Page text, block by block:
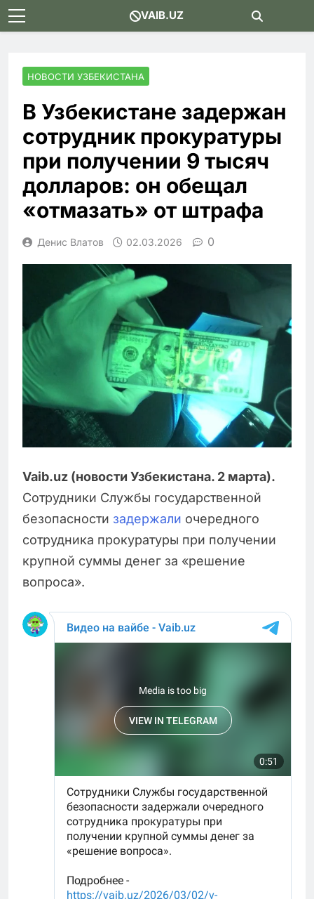
Skip
to
VAIB.UZ
НОВОСТИ УЗБЕКИСТАНА
В Узбекистане задержан
сотрудник прокуратуры
при получении 9 тысяч
долларов: он обещал
«отмазать» от штрафа
Денис Влатов 02.03.2026 0
Vaib.uz (новости Узбекистана. 2 марта).
Сотрудники Службы государственной
безопасности задержали очередного
сотрудника прокуратуры при получении
крупной суммы денег за «решение
вопроса».